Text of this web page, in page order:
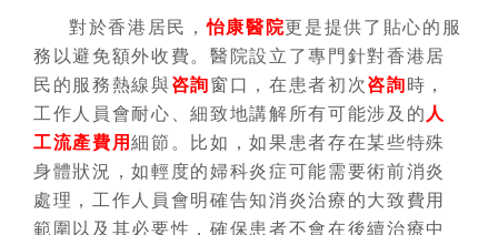
對於香港居民，怡康醫院更是提供了貼心的服
務以避免額外收費。醫院設立了專門針對香港居
民的服務熱線與咨詢窗口，在患者初次咨詢時，
工作人員會耐心、細致地講解所有可能涉及的 人
工流產費用細節。比如，如果患者存在某些特殊
身體狀況，如輕度的婦科炎症可能需要術前消炎
處理，工作人員會明確告知消炎治療的大致費用
範圍以及其必要性，確保患者不會在後續治療中